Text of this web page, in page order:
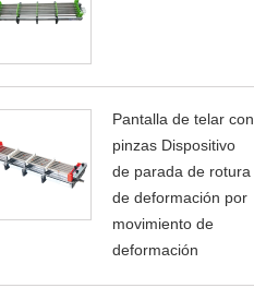
Pantalla de telar con
pinzas Dispositivo
de parada de rotura
de deformación por
movimiento de
deformación